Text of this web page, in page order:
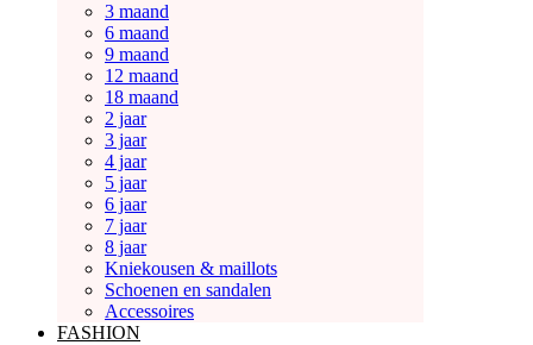
3 maand
6 maand
9 maand
12 maand
18 maand
2 jaar
3 jaar
4 jaar
5 jaar
6 jaar
7 jaar
8 jaar
Kniekousen & maillots
Schoenen en sandalen
Accessoires
FASHION